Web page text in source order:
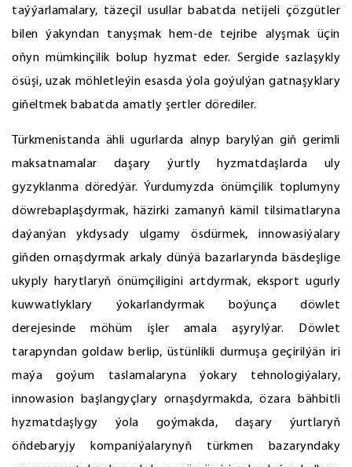
taýýarlamalary, täzeçil usullar babatda netijeli çözgütler
bilen ýakyndan tanyşmak hem-de tejribe alyşmak üçin
oňyn mümkinçilik bolup hyzmat eder. Sergide sazlaşykly
ösüşi, uzak möhletleýin esasda ýola goýulýan gatnaşyklary
giňeltmek babatda amatly şertler dörediler.
Türkmenistanda ähli ugurlarda alnyp barylýan giň gerimli
maksatnamalar daşary ýurtly hyzmatdaşlarda uly
gyzyklanma döredýär. Ýurdumyzda önümçilik toplumyny
döwrebaplaşdyrmak, häzirki zamanyň kämil tilsimatlaryna
daýanýan ykdysady ulgamy ösdürmek, innowasiýalary
giňden ornaşdyrmak arkaly dünýä bazarlarynda bäsdeşlige
ukyply harytlaryň önümçiligini artdyrmak, eksport ugurly
kuwwatlyklary ýokarlandyrmak boýunça döwlet
derejesinde möhüm işler amala aşyrylýar. Döwlet
tarapyndan goldaw berlip, üstünlikli durmuşa geçirilýän iri
maýa goýum taslamalaryna ýokary tehnologiýalary,
innowasion başlangyçlary ornaşdyrmakda, özara bähbitli
hyzmatdaşlygy ýola goýmakda, daşary ýurtlaryň
öňdebaryjy kompaniýalarynyň türkmen bazaryndaky